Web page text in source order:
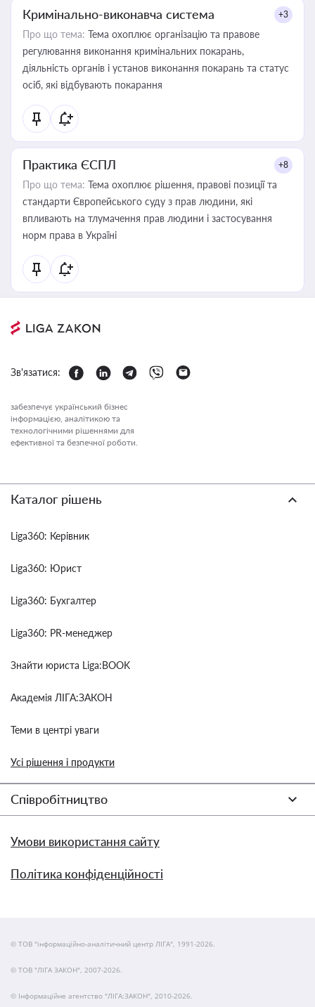
Кримінально-виконавча система +3
Про що тема: Тема охоплює організацію та правове
регулювання виконання кримінальних покарань,
діяльність органів і установ виконання покарань та статус
осіб, які відбувають покарання
Практика ЄСПЛ +8
Про що тема: Тема охоплює рішення, правові позиції та
стандарти Європейського суду з прав людини, які
впливають на тлумачення прав людини і застосування
норм права в Україні
Зв'язатися:
забезпечує український бізнес
інформацією, аналітикою та
технологічними рішеннями для
ефективної та безпечної роботи.
Каталог рішень
Liga360: Керівник
Liga360: Юрист
Liga360: Бухгалтер
Liga360: PR-менеджер
Знайти юриста Liga:BOOK
Академія ЛІГА:ЗАКОН
Теми в центрі уваги
Усі рішення і продукти
Співробітництво
Умови використання сайту
Політика конфіденційності
© ТОВ "інформаційно-аналітичний центр ЛІГА", 1991-2026.
© ТОВ "ЛІГА ЗАКОН", 2007-2026.
© Інформаційне агентство "ЛІГА:ЗАКОН", 2010-2026.